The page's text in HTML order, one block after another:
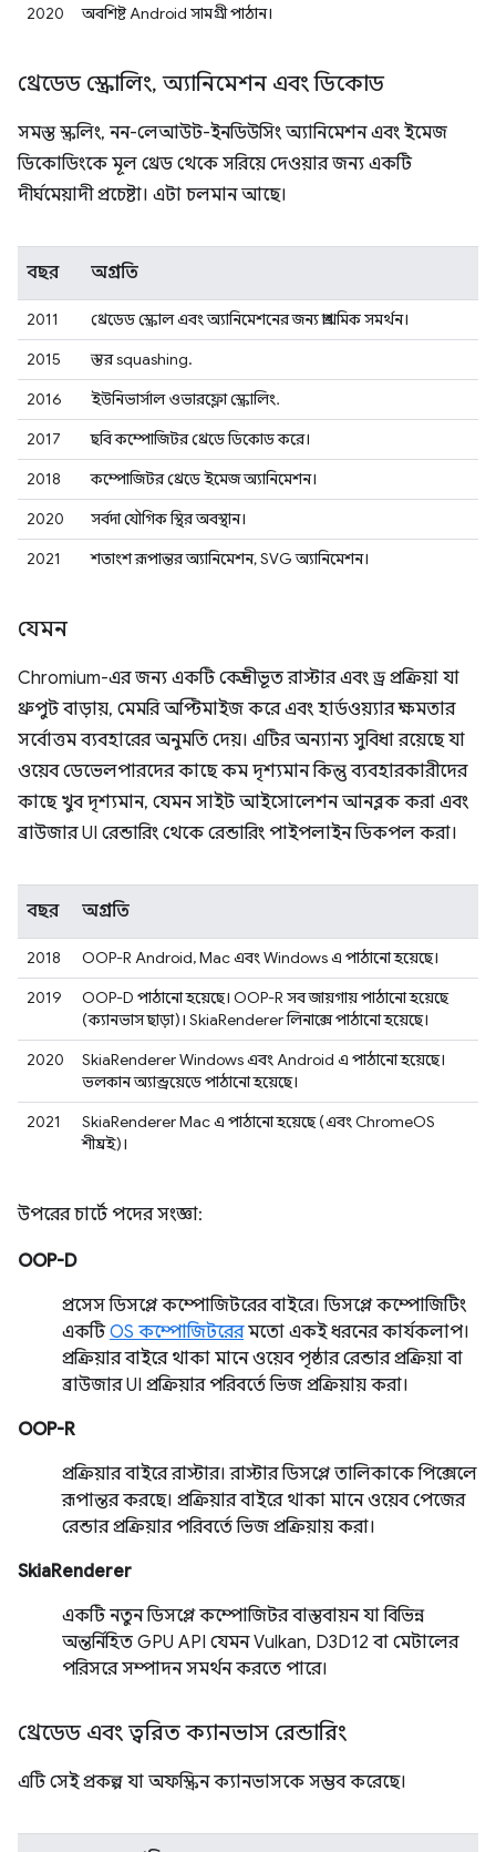
2020
অবশিষ্ট Android সামগ্রী পাঠান।
থ্রেডেড স্ক্রোলিং, অ্যানিমেশন এবং ডিকোড
সমস্ত স্ক্রলিং, নন-লেআউট-ইনডিউসিং অ্যানিমেশন এবং ইমেজ
ডিকোডিংকে মূল থ্রেড থেকে সরিয়ে দেওয়ার জন্য একটি
দীর্ঘমেয়াদী প্রচেষ্টা। এটা চলমান আছে।
বছর অগ্রগতি
2011
থ্রেডেড স্ক্রোল এবং অ্যানিমেশনের জন্য প্রাথমিক সমর্থন।
2015
স্তর squashing.
2016
ইউনিভার্সাল ওভারফ্লো স্ক্রোলিং.
2017
ছবি কম্পোজিটর থ্রেডে ডিকোড করে।
2018
কম্পোজিটর থ্রেডে ইমেজ অ্যানিমেশন।
2020
সর্বদা যৌগিক স্থির অবস্থান।
2021
শতাংশ রূপান্তর অ্যানিমেশন, SVG অ্যানিমেশন।
যেমন
Chromium-এর জন্য একটি কেন্দ্রীভূত রাস্টার এবং ড্র প্রক্রিয়া যা
থ্রুপুট বাড়ায়, মেমরি অপ্টিমাইজ করে এবং হার্ডওয়্যার ক্ষমতার
সর্বোত্তম ব্যবহারের অনুমতি দেয়। এটির অন্যান্য সুবিধা রয়েছে যা
ওয়েব ডেভেলপারদের কাছে কম দৃশ্যমান কিন্তু ব্যবহারকারীদের
কাছে খুব দৃশ্যমান, যেমন সাইট আইসোলেশন আনব্লক করা এবং
ব্রাউজার UI রেন্ডারিং থেকে রেন্ডারিং পাইপলাইন ডিকপল করা।
বছর অগ্রগতি
2018
OOP-R Android, Mac এবং Windows এ পাঠানো হয়েছে।
2019
OOP-D পাঠানো হয়েছে। OOP-R সব জায়গায় পাঠানো হয়েছে
(ক্যানভাস ছাড়া)। SkiaRenderer লিনাক্সে পাঠানো হয়েছে।
2020
SkiaRenderer Windows এবং Android এ পাঠানো হয়েছে।
ভলকান অ্যান্ড্রয়েডে পাঠানো হয়েছে।
2021
SkiaRenderer Mac এ পাঠানো হয়েছে (এবং ChromeOS
শীঘ্রই)।
উপরের চার্টে পদের সংজ্ঞা:
OOP-D
প্রসেস ডিসপ্লে কম্পোজিটরের বাইরে। ডিসপ্লে কম্পোজিটিং
একটিOS কম্পোজিটরেরমতো একই ধরনের কার্যকলাপ।
প্রক্রিয়ার বাইরে থাকা মানে ওয়েব পৃষ্ঠার রেন্ডার প্রক্রিয়া বা
ব্রাউজার UI প্রক্রিয়ার পরিবর্তে ভিজ প্রক্রিয়ায় করা।
OOP-R
প্রক্রিয়ার বাইরে রাস্টার। রাস্টার ডিসপ্লে তালিকাকে পিক্সেলে
রূপান্তর করছে। প্রক্রিয়ার বাইরে থাকা মানে ওয়েব পেজের
রেন্ডার প্রক্রিয়ার পরিবর্তে ভিজ প্রক্রিয়ায় করা।
SkiaRenderer
একটি নতুন ডিসপ্লে কম্পোজিটর বাস্তবায়ন যা বিভিন্ন
অন্তর্নিহিত GPU API যেমন Vulkan, D3D12 বা মেটালের
পরিসরে সম্পাদন সমর্থন করতে পারে।
থ্রেডেড এবং ত্বরিত ক্যানভাস রেন্ডারিং
এটি সেই প্রকল্প যা অফস্ক্রিন ক্যানভাসকে সম্ভব করেছে।